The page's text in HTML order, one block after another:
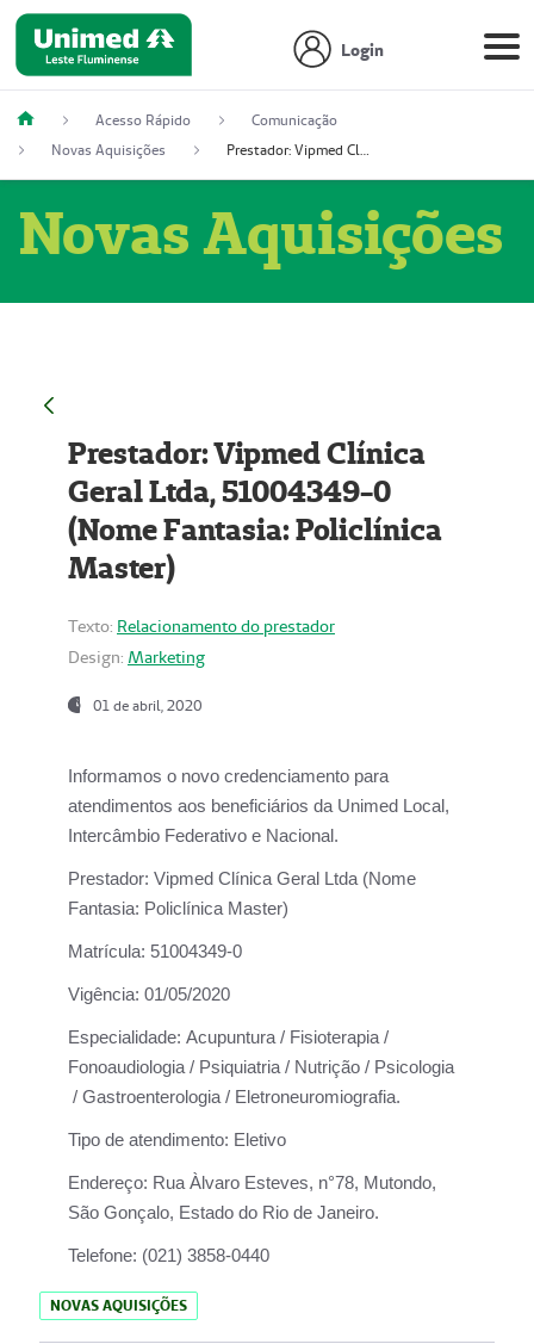
Login
Acesso Rápido
Comunicação
Novas Aquisições
Prestador: Vipmed Clínica Geral Ltda, 51004349-0 (Nome Fantasia: Policlínica Master)
Novas Aquisições
Prestador: Vipmed Clínica
Geral Ltda, 51004349-0
(Nome Fantasia: Policlínica
Master)
Texto: Relacionamento do prestador
Design: Marketing
01 de abril, 2020
Informamos o novo credenciamento para
atendimentos aos beneficiários da Unimed Local,
Intercâmbio Federativo e Nacional.
Prestador: Vipmed Clínica Geral Ltda (Nome
Fantasia: Policlínica Master)
Matrícula: 51004349-0
Vigência: 01/05/2020
Especialidade: Acupuntura / Fisioterapia /
Fonoaudiologia / Psiquiatria / Nutrição / Psicologia
/ Gastroenterologia / Eletroneuromiografia.
Tipo de atendimento: Eletivo
Endereço: Rua Àlvaro Esteves, n°78, Mutondo,
São Gonçalo, Estado do Rio de Janeiro.
Telefone: (021) 3858-0440
NOVAS AQUISIÇÕES